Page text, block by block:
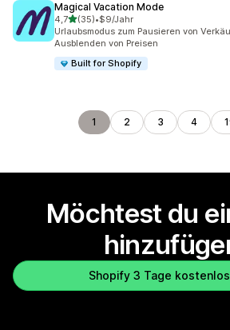
Magical Vacation Mode
4,7von 5 Sternen
(35)
35 Rezensionen insgesamt
•$9/Jahr
Urlaubsmodus zum Pausieren von
Ausblenden von Preisen
Built for Shopify
1 2 3 4
Möchtest du
Shopify 3 Tage